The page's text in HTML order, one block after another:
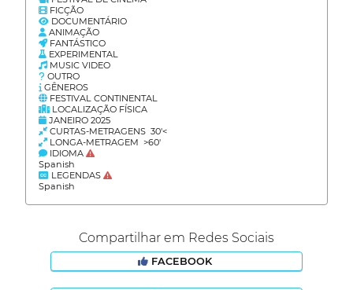
FICÇÃO
DOCUMENTÁRIO
ANIMAÇÃO
FANTÁSTICO
EXPERIMENTAL
MUSIC VIDEO
OUTRO
GÊNEROS
FESTIVAL CONTINENTAL
LOCALIZAÇÃO FÍSICA
JANEIRO 2025
CURTAS-METRAGENS 30'<
LONGA-METRAGEM >60'
IDIOMA
Spanish
LEGENDAS
Spanish
Compartilhar em Redes Sociais
FACEBOOK